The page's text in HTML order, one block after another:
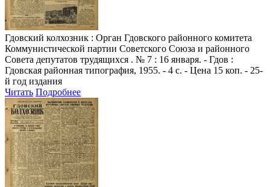
Гдовский колхозник : Орган Гдовского районного комитета
Коммунистической партии Советского Союза и районного
Совета депутатов трудящихся . № 7 : 16 января. - Гдов :
Гдовская районная типография, 1955. - 4 с. - Цена 15 коп. - 25-
й год издания
Читать Подробнее